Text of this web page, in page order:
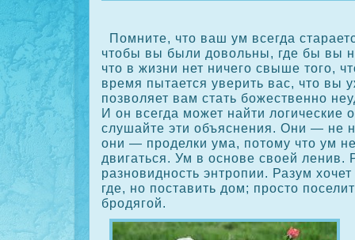
Помните, что ваш ум всегда
чтобы вы были довольны, где бы вы
что в жизни нет ничего свыше того,
время пытается уверить вас, что вы
позволяет вам стать божественно
И он всегда может найти логические
слушайте эти объяснения. Они — не
они — проделки ума, потому что ум
двигаться. Ум в основе своей ленив.
разновидность энтропии. Разум
где, но поставить дом; просто
бродягой.